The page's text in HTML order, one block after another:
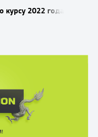
2022 года